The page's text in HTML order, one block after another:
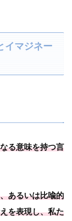
イマジネー
る意味を持つ言
あるいは比喩的
を表現し、私た